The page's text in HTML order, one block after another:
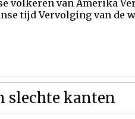
volkeren van Amerika
tijd Vervolging van de
slechte kanten